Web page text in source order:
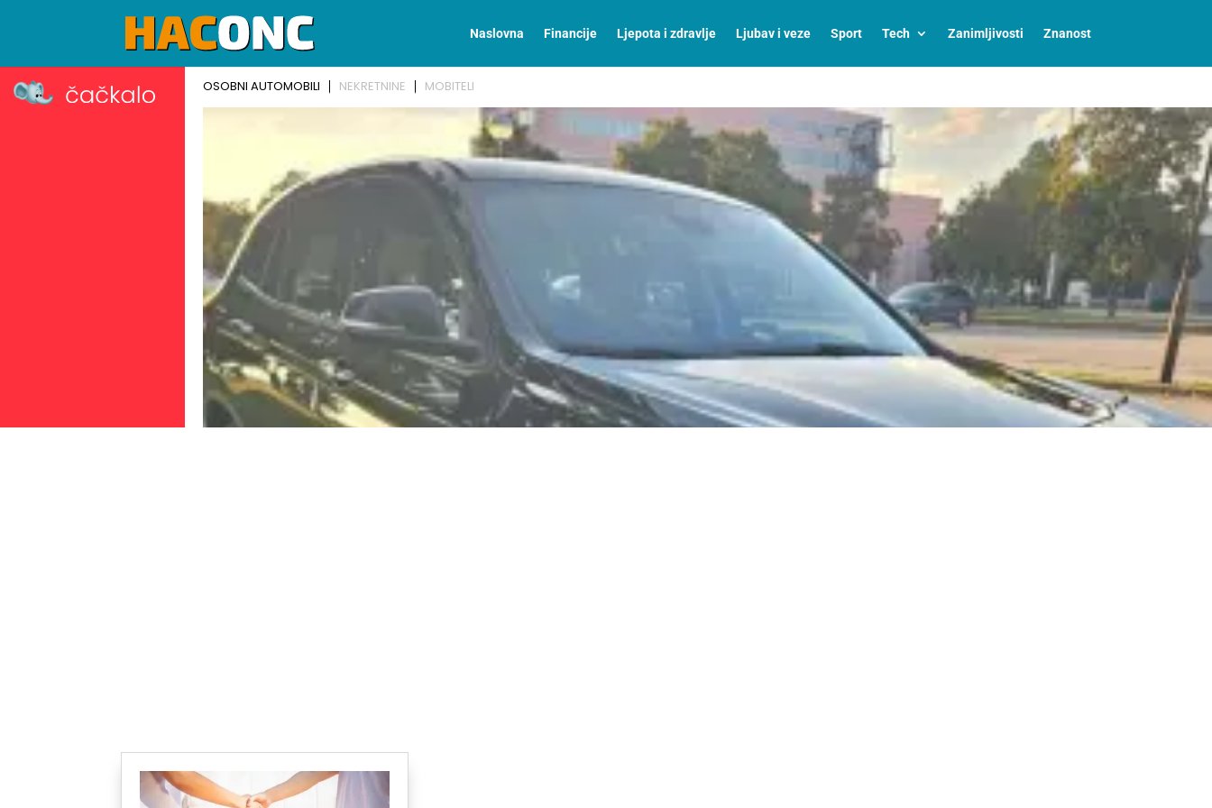
Naslovna Financije Ljepota i zdravlje Ljubav i veze Sport Tech Zanimljivosti Znanost